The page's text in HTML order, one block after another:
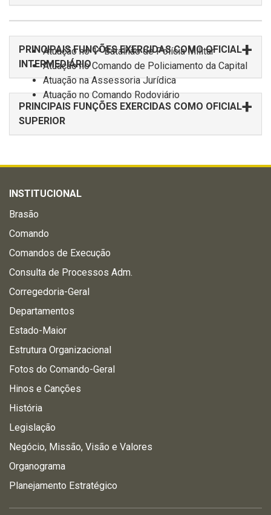
Atuação no 1º Batalhão de Polícia Militar
Atuação no Comando de Policiamento da Capital
Atuação na Assessoria Jurídica
Atuação no Comando Rodoviário
PRINCIPAIS FUNÇÕES EXERCIDAS COMO OFICIAL
INTERMEDIÁRIO
PRINCIPAIS FUNÇÕES EXERCIDAS COMO OFICIAL
SUPERIOR
INSTITUCIONAL
Brasão
Comando
Comandos de Execução
Consulta de Processos Adm.
Corregedoria-Geral
Departamentos
Estado-Maior
Estrutura Organizacional
Fotos do Comando-Geral
Hinos e Canções
História
Legislação
Negócio, Missão, Visão e Valores
Organograma
Planejamento Estratégico